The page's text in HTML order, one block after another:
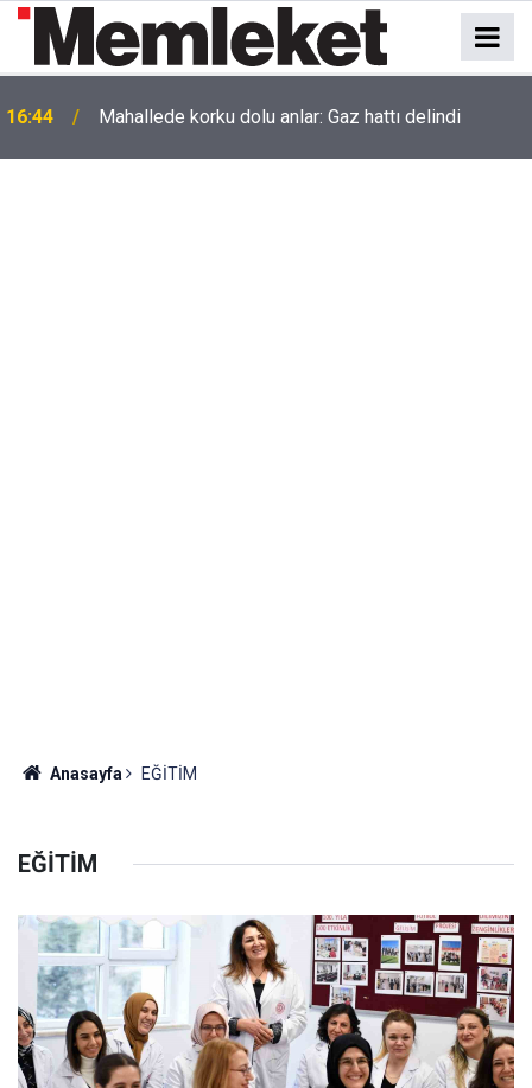
16:44 Mahallede korku dolu anlar: Gaz hattı delindi
Anasayfa EĞİTİM
EĞİTİM